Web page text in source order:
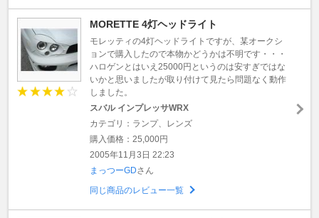
MORETTE 4灯ヘッドライト
モレッティの4灯ヘッドライトですが、某オークシ
ョンで購入したので本物かどうかは不明です・・・
ハロゲンとはいえ25000円というのは安すぎではな
いかと思いましたが取り付けて見たら問題なく動作
しました。
スバル インプレッサWRX
カテゴリ：ランプ、レンズ
購入価格：25,000円
2005年11月3日 22:23
まっつーGDさん
同じ商品のレビュー一覧